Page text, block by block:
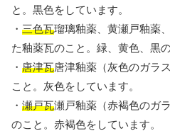
と。黒色をしています。
・ 三色瓦瑠璃釉薬、黄瀬戸釉薬
た釉薬瓦のこと。緑、黄色、黒
・ 唐津瓦唐津釉薬（灰色のガラ
こと。灰色をしています。
・ 瀬戸瓦瀬戸釉薬（赤褐色のガ
のこと。赤褐色をしています。